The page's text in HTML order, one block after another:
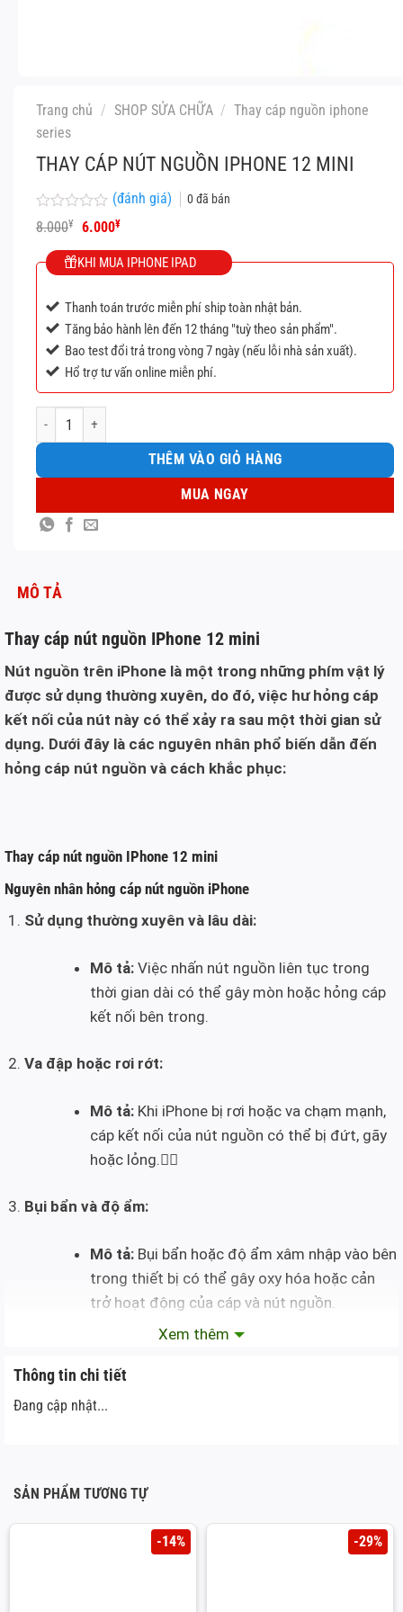
Trang chủ / SHOP SỬA CHỮA / Thay cáp nguồn iphone
series
THAY CÁP NÚT NGUỒN IPHONE 12 MINI
Được
xếp
hạng
0
(đánh giá) 0đã bán
8.000¥
Giá
là:
8.000¥.
6.000¥Giá
tại
là:
KHI MUA IPHONE IPAD
Thanh toán trước miễn phí ship toàn nhật bản.
Tăng bảo hành lên đến 12 tháng "tuỳ theo sản phẩm".
Bao test đổi trả trong vòng 7 ngày (nếu lỗi nhà sản xuất).
Hổ trợ tư vấn online miễn phí.
Thay cáp nút nguồn IPhone 12 mini số lượng
THÊM VÀO GIỎ HÀNG
MUA NGAY
MÔ TẢ
Thay cáp nút nguồn IPhone 12 mini
Nút nguồn trên iPhone là một trong những phím vật lý
được sử dụng thường xuyên, do đó, việc hư hỏng cáp
kết nối của nút này có thể xảy ra sau một thời gian sử
dụng. Dưới đây là các nguyên nhân phổ biến dẫn đến
hỏng cáp nút nguồn và cách khắc phục:
Thay cáp nút nguồn IPhone 12 mini
Nguyên nhân hỏng cáp nút nguồn iPhone
Sử dụng thường xuyên và lâu dài:
Mô tả: Việc nhấn nút nguồn liên tục trong
thời gian dài có thể gây mòn hoặc hỏng cáp
kết nối bên trong.
Va đập hoặc rơi rớt:
Mô tả: Khi iPhone bị rơi hoặc va chạm mạnh,
cáp kết nối của nút nguồn có thể bị đứt, gãy
hoặc lỏng.
Bụi bẩn và độ ẩm:
Mô tả: Bụi bẩn hoặc độ ẩm xâm nhập vào bên
trong thiết bị có thể gây oxy hóa hoặc cản
trở hoạt động của cáp và nút nguồn.
Mô tả:
Cách khắc phục
Thay cáp nút nguồn IPhone 12 mini
Xem thêm
Thông tin chi tiết
Đang cập nhật...
SẢN PHẨM TƯƠNG TỰ
-14% -29%